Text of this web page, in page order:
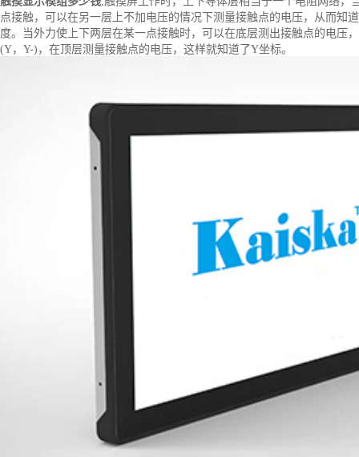
点接触，可以在另一层上不加电压的情况下测量接触点的电压，从而
度。当外力使上下两层在某一点接触时，可以在底层测出接触点的电压
(Y，Y-)，在顶层测量接触点的电压，这样就知道了Y坐标。